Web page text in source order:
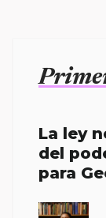
La ley
del
para